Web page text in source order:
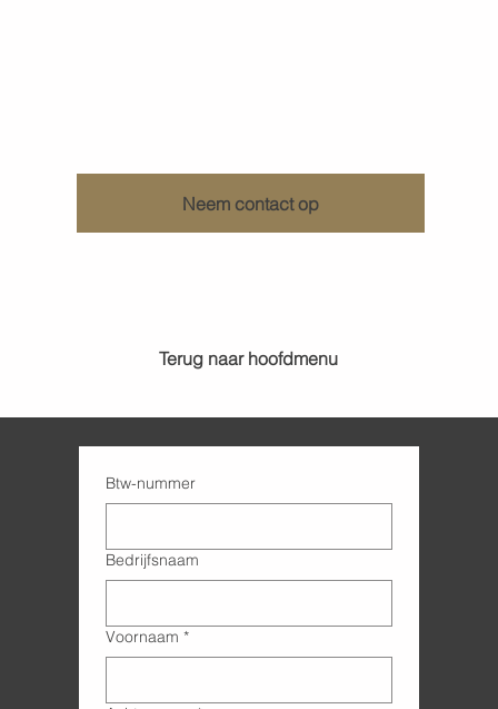
Neem contact op
Terug naar hoofdmenu
Btw-nummer
Bedrijfsnaam
Voornaam *